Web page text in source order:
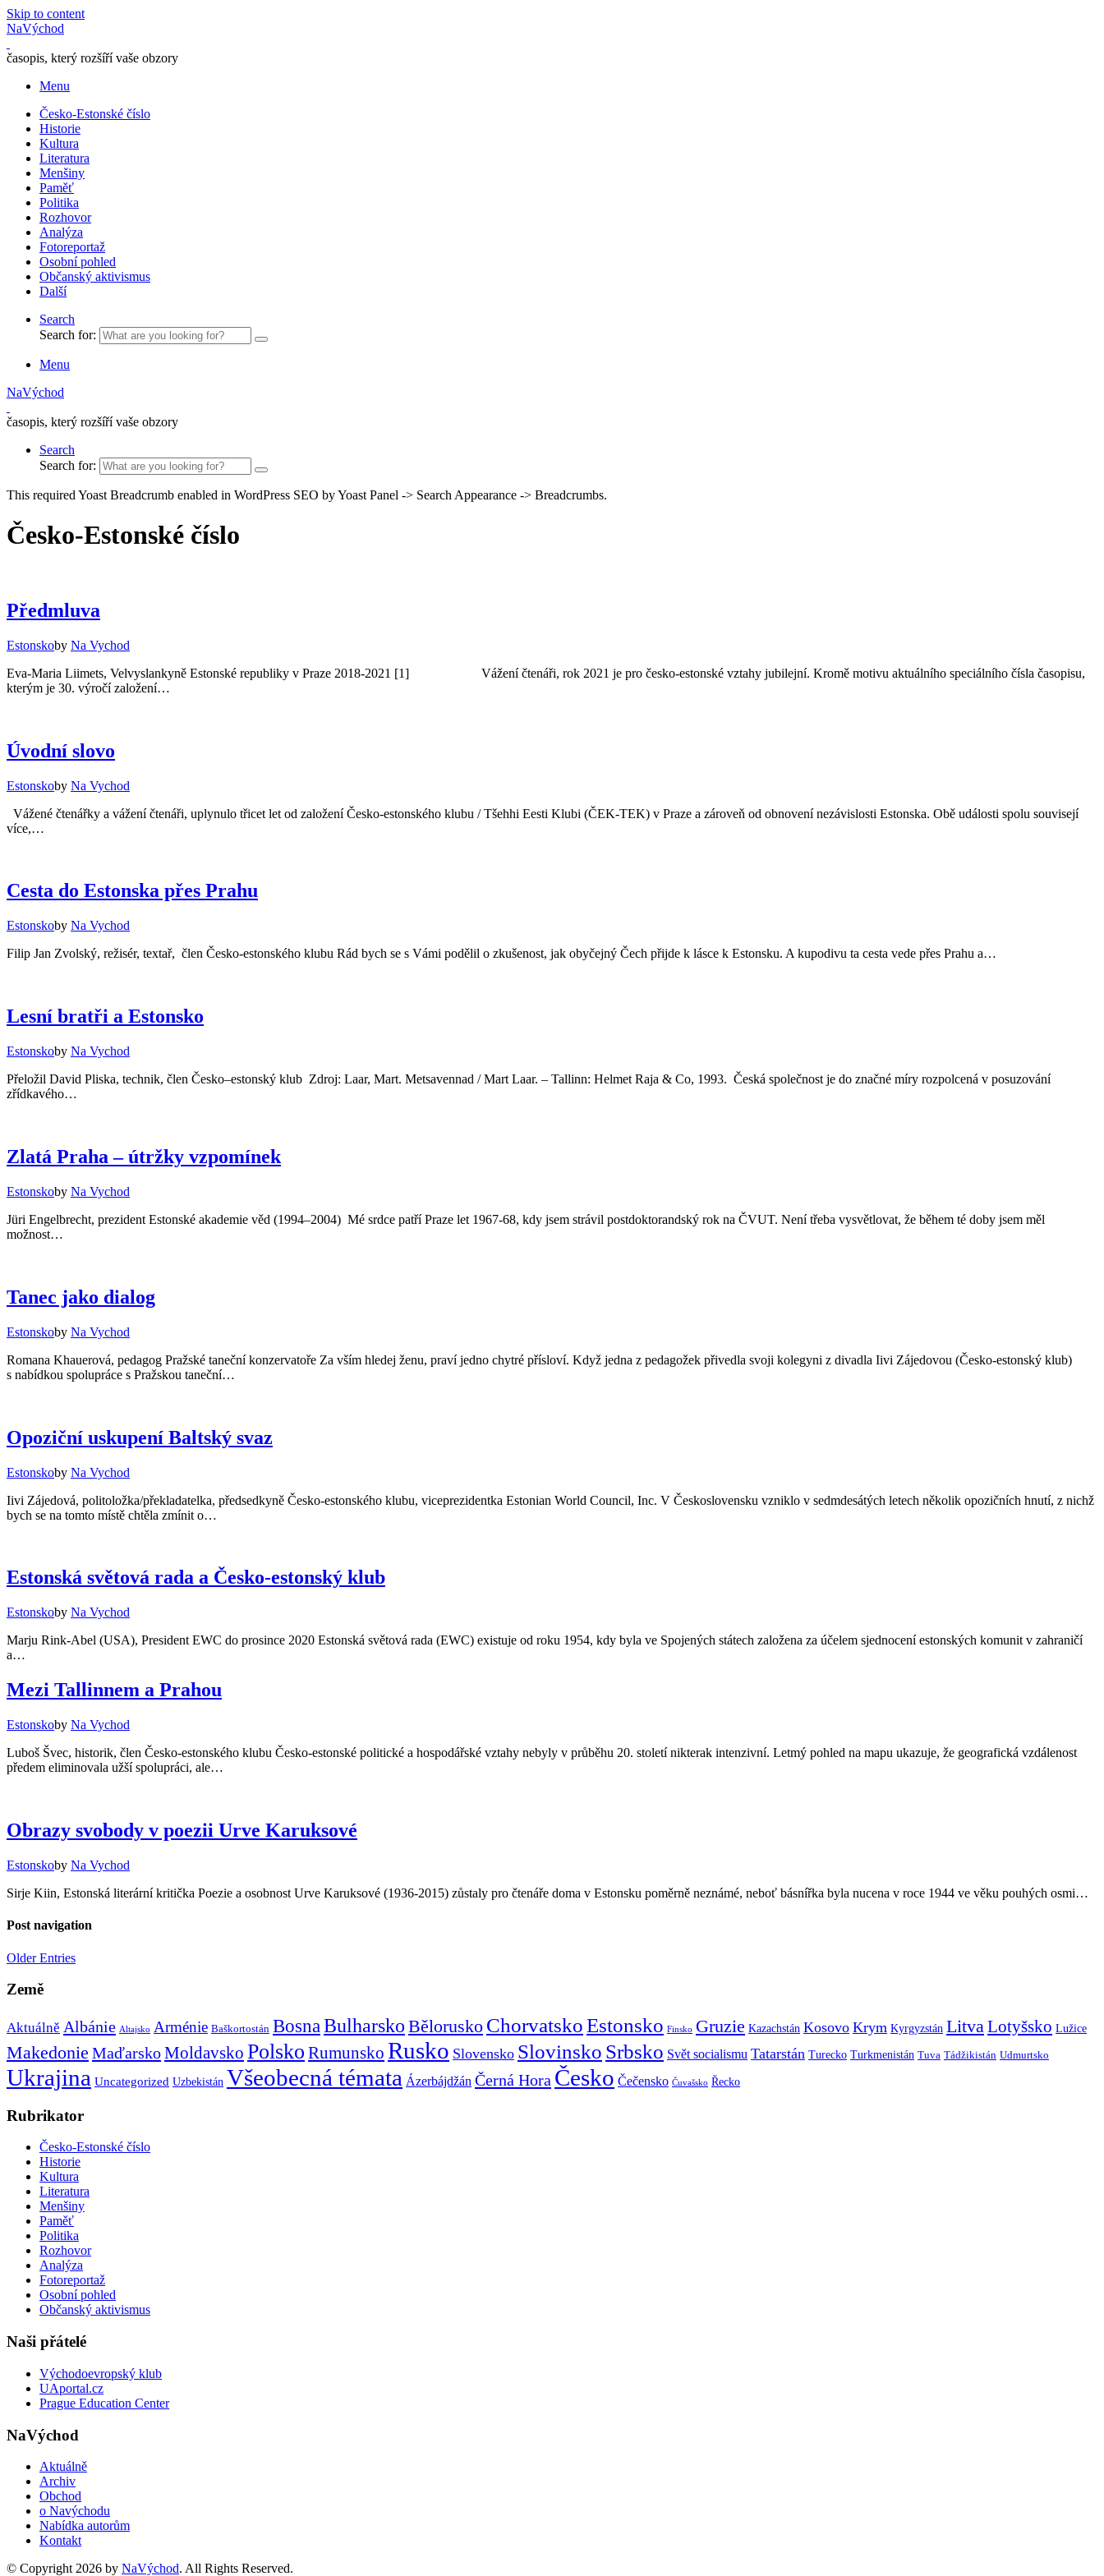
Skip to content
NaVýchod
časopis, který rozšíří vaše obzory
Menu
Česko-Estonské číslo
Historie
Kultura
Literatura
Menšiny
Paměť
Politika
Rozhovor
Analýza
Fotoreportaž
Osobní pohled
Občanský aktivismus
Další
Search
Search for:
Menu
NaVýchod
časopis, který rozšíří vaše obzory
Search
Search for:
This required Yoast Breadcrumb enabled in WordPress SEO by Yoast Panel -> Search Appearance -> Breadcrumbs.
Česko-Estonské číslo
Předmluva
Estonskoby Na Vychod
Eva-Maria Liimets, Velvyslankyně Estonské republiky v Praze 2018-2021 [1] Vážení čtenáři, rok 2021 je pro česko-estonské vztahy jubilejní. Kromě motivu aktuálního speciálního čísla časopisu,
kterým je 30. výročí založení…
Úvodní slovo
Estonskoby Na Vychod
Vážené čtenářky a vážení čtenáři, uplynulo třicet let od založení Česko-estonského klubu / Tšehhi Eesti Klubi (ČEK-TEK) v Praze a zároveň od obnovení nezávislosti Estonska. Obě události spolu souvisejí
více,…
Cesta do Estonska přes Prahu
Estonskoby Na Vychod
Filip Jan Zvolský, režisér, textař, člen Česko-estonského klubu Rád bych se s Vámi podělil o zkušenost, jak obyčejný Čech přijde k lásce k Estonsku. A kupodivu ta cesta vede přes Prahu a…
Lesní bratři a Estonsko
Estonskoby Na Vychod
Přeložil David Pliska, technik, člen Česko–estonský klub Zdroj: Laar, Mart. Metsavennad / Mart Laar. – Tallinn: Helmet Raja & Co, 1993. Česká společnost je do značné míry rozpolcená v posuzování
zřídkavého…
Zlatá Praha – útržky vzpomínek
Estonskoby Na Vychod
Jüri Engelbrecht, prezident Estonské akademie věd (1994–2004) Mé srdce patří Praze let 1967-68, kdy jsem strávil postdoktorandský rok na ČVUT. Není třeba vysvětlovat, že během té doby jsem měl
možnost…
Tanec jako dialog
Estonskoby Na Vychod
Romana Khauerová, pedagog Pražské taneční konzervatoře Za vším hledej ženu, praví jedno chytré přísloví. Když jedna z pedagožek přivedla svoji kolegyni z divadla Iivi Zájedovou (Česko-estonský klub)
s nabídkou spolupráce s Pražskou taneční…
Opoziční uskupení Baltský svaz
Estonskoby Na Vychod
Iivi Zájedová, politoložka/překladatelka, předsedkyně Česko-estonského klubu, viceprezidentka Estonian World Council, Inc. V Československu vzniklo v sedmdesátých letech několik opozičních hnutí, z nichž
bych se na tomto místě chtěla zmínit o…
Estonská světová rada a Česko-estonský klub
Estonskoby Na Vychod
Marju Rink-Abel (USA), President EWC do prosince 2020 Estonská světová rada (EWC) existuje od roku 1954, kdy byla ve Spojených státech založena za účelem sjednocení estonských komunit v zahraničí
a…
Mezi Tallinnem a Prahou
Estonskoby Na Vychod
Luboš Švec, historik, člen Česko-estonského klubu Česko-estonské politické a hospodářské vztahy nebyly v průběhu 20. století nikterak intenzivní. Letmý pohled na mapu ukazuje, že geografická vzdálenost
předem eliminovala užší spolupráci, ale…
Obrazy svobody v poezii Urve Karuksové
Estonskoby Na Vychod
Sirje Kiin, Estonská literární kritička Poezie a osobnost Urve Karuksové (1936-2015) zůstaly pro čtenáře doma v Estonsku poměrně neznámé, neboť básnířka byla nucena v roce 1944 ve věku pouhých osmi…
Post navigation
Older Entries
Země
Aktuálně Albánie Altajsko Arménie Baškortostán Bosna Bulharsko Bělorusko ChorvatskoEstonsko Finsko Gruzie Kazachstán Kosovo Krym Kyrgyzstán Litva Lotyšsko Lužice
Makedonie MaďarskoMoldavsko Polsko Rumunsko Rusko Slovensko Slovinsko Srbsko Svět socialismu Tatarstán Turecko Turkmenistán Tuva Tádžikistán Udmurtsko
Ukrajina Uncategorized Uzbekistán Všeobecná témata Ázerbájdžán Černá Hora Česko Čečensko Čuvašsko Řecko
Rubrikator
Česko-Estonské číslo
Historie
Kultura
Literatura
Menšiny
Paměť
Politika
Rozhovor
Analýza
Fotoreportaž
Osobní pohled
Občanský aktivismus
Naši přátelé
Východoevropský klub
UAportal.cz
Prague Education Center
NaVýchod
Aktuálně
Archiv
Obchod
o Navýchodu
Nabídka autorům
Kontakt
© Copyright 2026 by NaVýchod. All Rights Reserved.